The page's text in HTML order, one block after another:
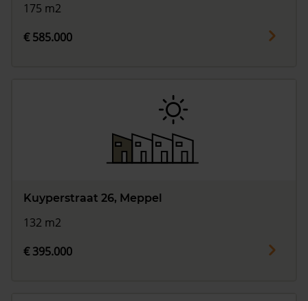
175 m2
€ 585.000
Kuyperstraat 26, Meppel
132 m2
€ 395.000